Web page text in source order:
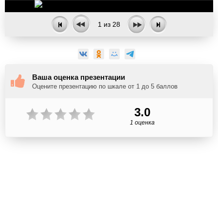
1 из 28
Ваша оценка презентации
Оцените презентацию по шкале от 1 до 5 баллов
3.0
1 оценка